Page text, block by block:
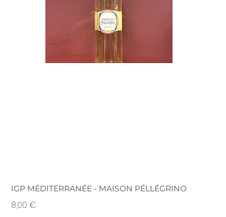
IGP MÉDITERRANÉE - MAISON PÉLLÉGRINO
Prix
8,00 €